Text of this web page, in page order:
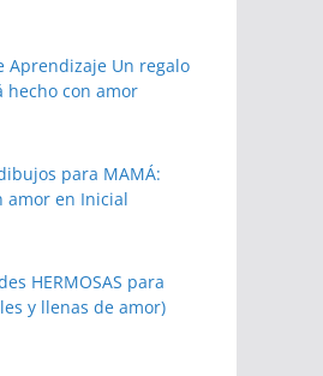
Aprendizaje Un regalo
hecho con amor
para MAMÁ:
amor en Inicial
HERMOSAS para
y llenas de amor)